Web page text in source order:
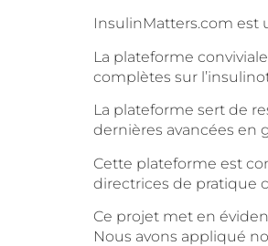
InsulinMatters.com est
La plateforme
complètes sur
La plateforme sert de
dernières avancées en
Cette plateforme est
directrices de pratique
Ce projet met en
Nous avons appliqué